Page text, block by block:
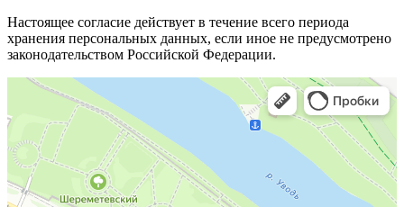
Настоящее согласие действует в течение всего периода
хранения персональных данных, если иное не предусмотрено
законодательством Российской Федерации.